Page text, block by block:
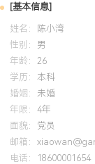
架，使核心代码
专注于解决低功
品续航能力提升
质量与开发流程
XXX%，有效保
件与软件资源，
与交付压力。
培训经历
[基本信息]
姓名：
陈小湾
性别： 男
年龄： 26
学历： 本科
婚姻： 未婚
年限： 4年
面貌： 党员
邮箱：
电话：
18600001654